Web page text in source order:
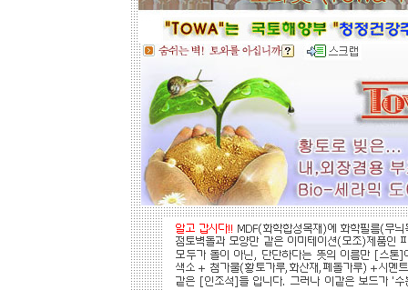
적외선 방사로 따뜻하게..
부조로 조각된 최고의 작품을 인
테리어 마감자재로 활용하여 집안품
격을 업그레이드해 보세요.